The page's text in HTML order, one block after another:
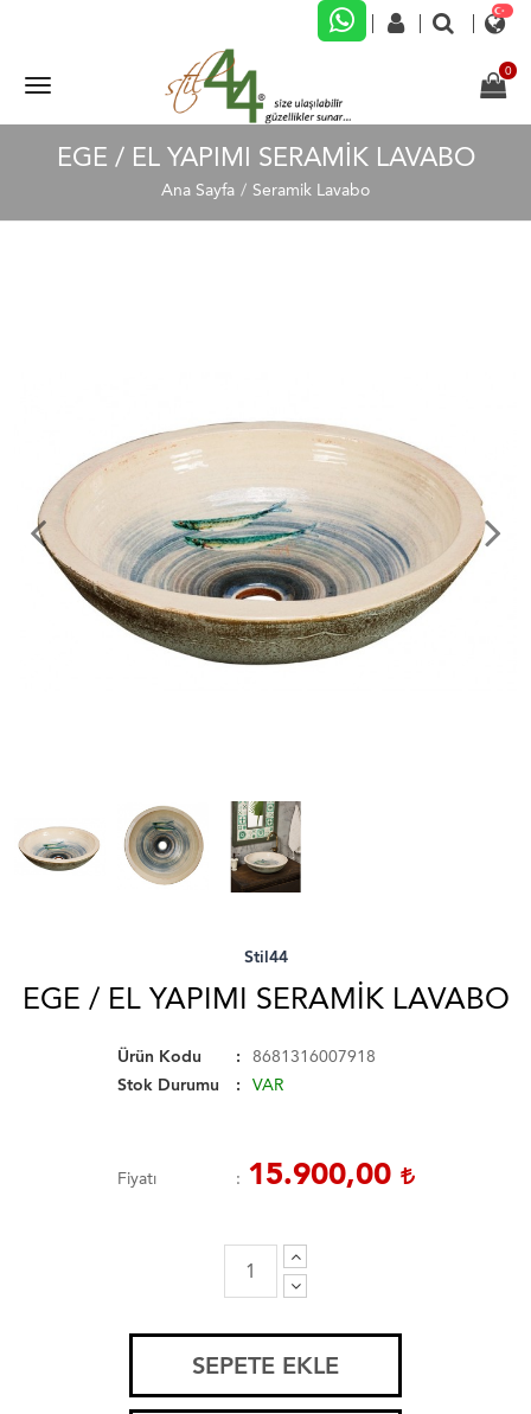
EGE / EL YAPIMI SERAMIK LAVABO
Ana Sayfa Seramik Lavabo
Stil44
EGE / EL YAPIMI SERAMIK LAVABO
Ürün Kodu
8681316007918
Stok Durumu
VAR
Fiyatı 15.900,00
SEPETE EKLE